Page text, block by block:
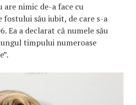
are nimic de-a face cu
fostului său iubit, de care s-a
Ea a declarat că numele său
timpului numeroase